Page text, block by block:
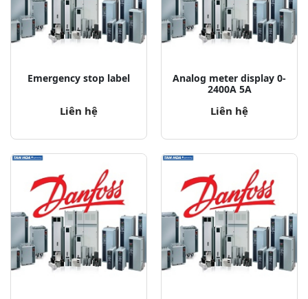
Emergency stop label
Liên hệ
Analog meter display 0-
2400A 5A
Liên hệ